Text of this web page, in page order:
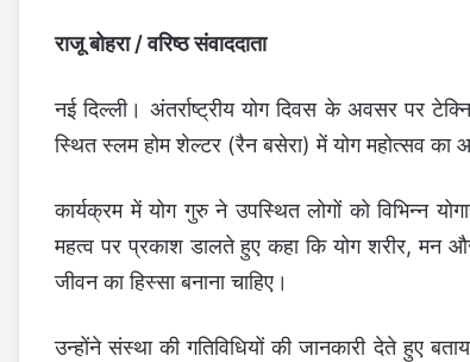
राजू बोहरा / वरिष्ठ संवाददाता
नई दिल्ली। अंतर्राष्ट्रीय योग दिवस के अवसर पर
स्थित स्लम होम शेल्टर (रैन बसेरा) में योग महोत्सव का
कार्यक्रम में योग गुरु ने उपस्थित लोगों को विभिन्न
महत्व पर प्रकाश डालते हुए कहा कि योग शरीर, मन
जीवन का हिस्सा बनाना चाहिए।
उन्होंने संस्था की गतिविधियों की जानकारी देते हुए